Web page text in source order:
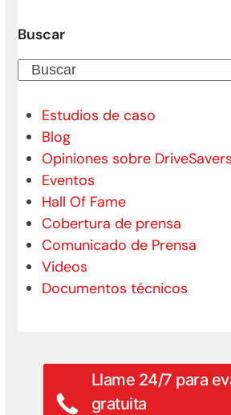
Buscar
Buscar
Estudios de caso
Blog
Opiniones sobre DriveSavers
Eventos
Hall Of Fame
Cobertura de prensa
Comunicado de Prensa
Videos
Documentos técnicos
Llame 24/7 para
gratuita